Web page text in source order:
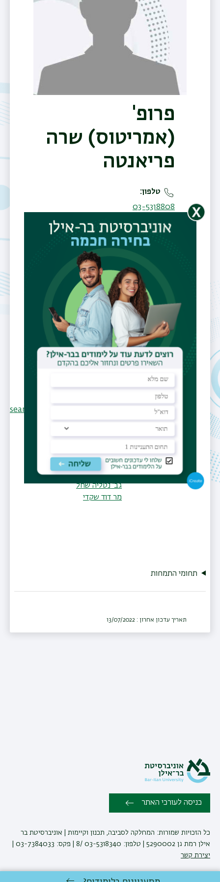
פרופ'
(אמריטוס) שרה
פריאנטה
טלפון
03-5318808
פקס
03-5317912
sarah.pariente@biu.ac.il
משרד
מעבדה לגיאומורפולוגיה וקרקע
שעות קבלה
יום שלישי, 10:00-09:00 (במעבדה
חדר 061). בתיאום מראש
https://scholar.google.co.il/citations?
user=xTL3ncgAAAAJ&hl=iw
profile/P_Sarah/publications
תחומי מחקר
קורסים
תלמידי מחקר
גב' שדא מסארווה
גב' אורנה עידו-ליכטמן
גב' נטליה שחל
מר דוד שקדי
תחומי התמחות
תאריך עדכון אחרון : 13/07/2022
כניסה לעורכי האתר
כל הזכויות שמורות: המחלקה לסביבה, תכנון וקיימות | אוניברסיטת בר
אילן רמת גן 5290002 | טלפון: 03-5318340 /8 | פקס: 03-7384033 |
יצירת קשר